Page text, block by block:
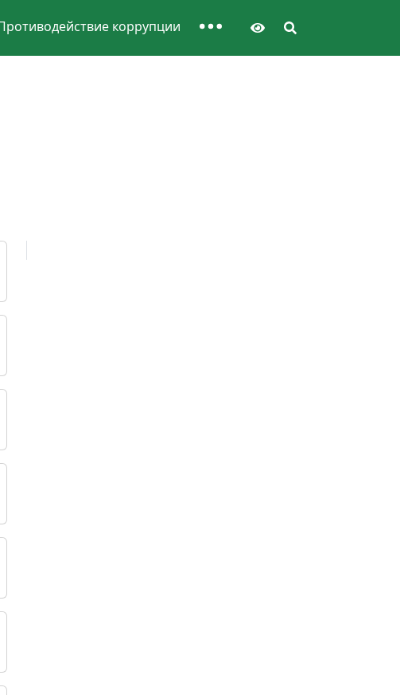
коррупции